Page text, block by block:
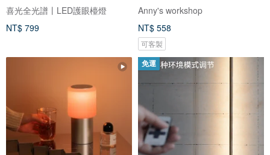
喜光全光譜㇑LED護眼檯燈
NT$ 799
Anny's workshop
NT$ 558
可客製
免運